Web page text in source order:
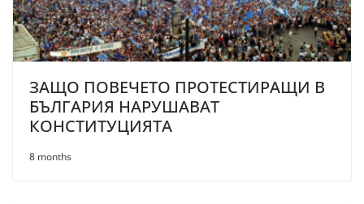
ЗАЩО ПОВЕЧЕТО ПРОТЕСТИРАЩИ В
БЪЛГАРИЯ НАРУШАВАТ
КОНСТИТУЦИЯТА
8 months